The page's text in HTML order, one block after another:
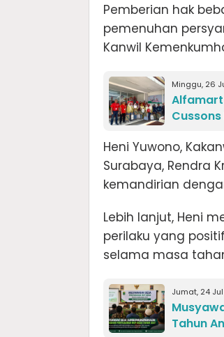
Pemberian hak
pemenuhan
Kanwil
Minggu, 26
Alfamart
Heni Yuwono,
Surabaya, Rendra
kemandirian
Lebih lanjut, Heni
perilaku yang
selama masa
Jumat, 24
Tahun